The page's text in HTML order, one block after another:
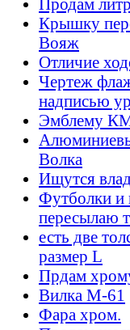
Продам
Крышку
Вояж
Отличие
Чертеж
надписью
Эмблему
Волка
Ищутся
Футболки и
пересылаю
есть две
размер L
Прдам
Вилка М-61
Фара хром.